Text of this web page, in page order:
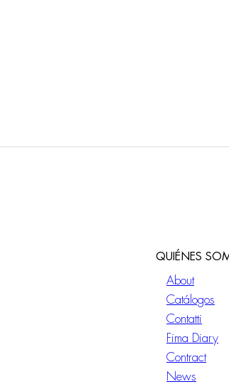
QUIÉNES
About
Catálogos
Contatti
Fima Diary
Contract
News